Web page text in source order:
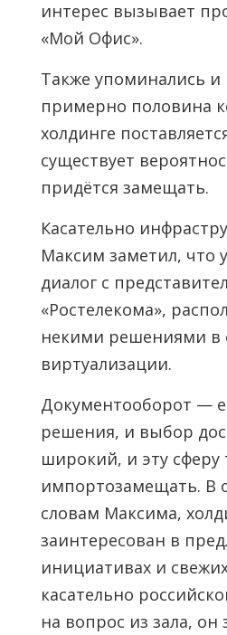
интерес вызывает
«Мой Офис».
Также упоминались и
примерно половина
холдинге
существует
придётся замещать.
Касательно
Максим заметил, что
диалог с
«Ростелекома»,
некими решениями в
виртуализации.
Документооборот —
решения, и выбор
широкий, и эту сферу
импортозамещать. В
словам Максима,
заинтересован в
инициативах и
касательно
на вопрос из зала, он